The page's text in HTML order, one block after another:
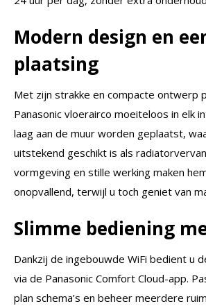
Modern design en
plaatsing
Met zijn strakke en compacte ontwerp
Panasonic vloerairco moeiteloos in elk
laag aan de muur worden geplaatst,
uitstekend geschikt is als
vormgeving en stille werking maken
onopvallend, terwijl u toch geniet van
Slimme bediening
Dankzij de ingebouwde WiFi bedient u
via de Panasonic Comfort Cloud-app.
plan schema’s en beheer meerdere